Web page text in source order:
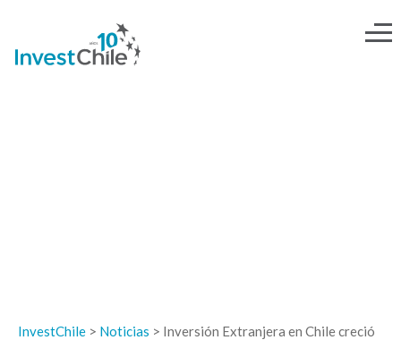
InvestChile > Noticias > Inversión Extranjera en Chile creció